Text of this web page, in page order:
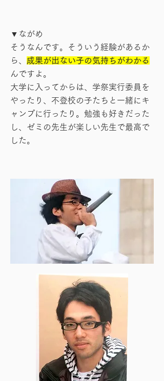
▼ながめ
そうなんです。そういう経験があるか
ら、 成果が出ない子の気持ちがわかる
んですよ。
大学に入ってからは、学祭実行委員を
やったり、不登校の子たちと一緒にキ
ャンプに行ったり。勉強も好きだった
し、ゼミの先生が楽しい先生で最高で
した。